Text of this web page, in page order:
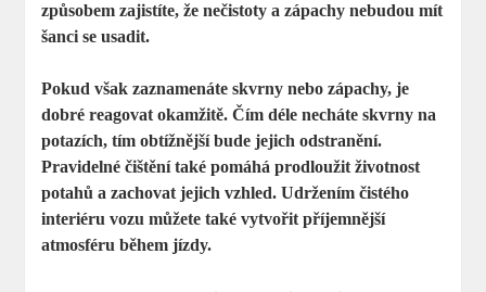
způsobem zajistíte, že nečistoty a zápachy nebudou mít
šanci se usadit.
Pokud však zaznamenáte skvrny nebo zápachy, je
dobré reagovat okamžitě. Čím déle necháte skvrny na
potazích, tím obtížnější bude jejich odstranění.
Pravidelné čištění také pomáhá prodloužit životnost
potahů a zachovat jejich vzhled. Udržením čistého
interiéru vozu můžete také vytvořit příjemnější
atmosféru během jízdy.